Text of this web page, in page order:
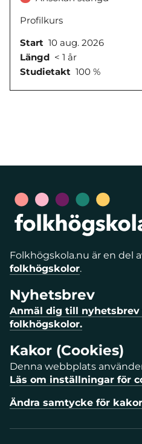
Profilkurs
Start 10 aug. 2026
Längd < 1 år
Studietakt 100 %
Folkhögskola.nu är en del
folkhögskolor.
Nyhetsbrev
Anmäl dig till nyhetsbrev
folkhögskolor.
Kakor (Cookies)
Denna webbplats
Läs om inställningar för
Ändra samtycke för kakor